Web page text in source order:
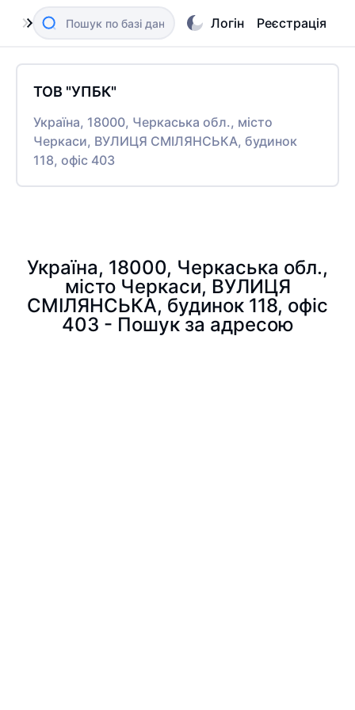
Логін Реєстрація
ТОВ "УПБК"
Україна, 18000, Черкаська обл., місто
Черкаси, ВУЛИЦЯ СМІЛЯНСЬКА, будинок
118, офіс 403
Україна, 18000, Черкаська обл.,
місто Черкаси, ВУЛИЦЯ
СМІЛЯНСЬКА, будинок 118, офіс
403 - Пошук за адресою